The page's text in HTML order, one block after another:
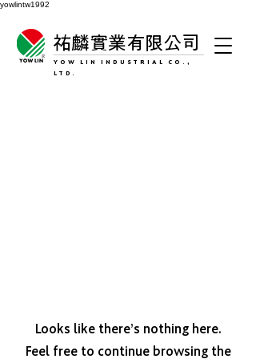
yowlintw1992
祐麟實業有限公司
YOW LIN INDUSTRIAL CO.,
LTD.
Looks like there’s nothing here.
Feel free to continue browsing the